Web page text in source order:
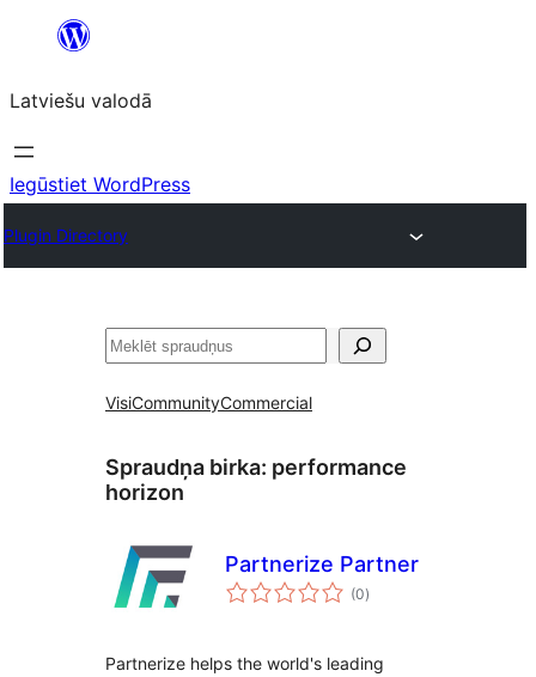
Pāriet
saturu
Latviešu valodā
Iegūstiet WordPress
Plugin Directory
Meklēt
VisiCommunityCommercial
Spraudņa birka: performance
horizon
Partnerize Partner
(0vērtējumu
kopsumma
)
Partnerize helps the world's leading